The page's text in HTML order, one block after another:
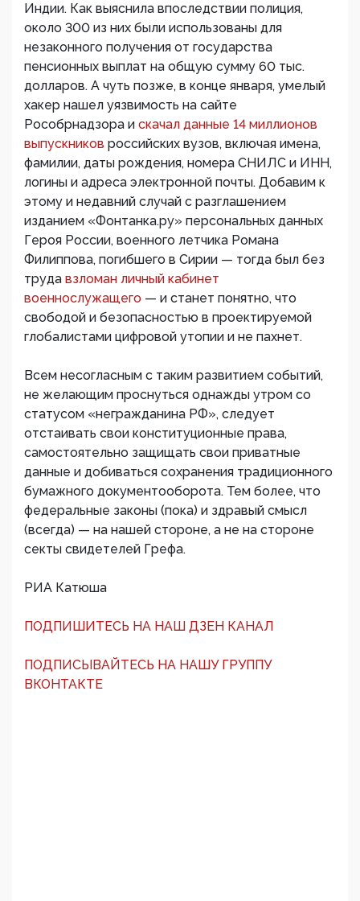
Индии. Как выяснила впоследствии полиция,
около 300 из них были использованы для
незаконного получения от государства
пенсионных выплат на общую сумму 60 тыс.
долларов. А чуть позже, в конце января, умелый
хакер нашел уязвимость на сайте
Рособрнадзора и скачал данные 14 миллионов
выпускников российских вузов, включая имена,
фамилии, даты рождения, номера СНИЛС и ИНН,
логины и адреса электронной почты. Добавим к
этому и недавний случай с разглашением
изданием «Фонтанка.ру» персональных данных
Героя России, военного летчика Романа
Филиппова, погибшего в Сирии — тогда был без
труда взломан личный кабинет
военнослужащего — и станет понятно, что
свободой и безопасностью в проектируемой
глобалистами цифровой утопии и не пахнет.
Всем несогласным с таким развитием событий,
не желающим проснуться однажды утром со
статусом «негражданина РФ», следует
отстаивать свои конституционные права,
самостоятельно защищать свои приватные
данные и добиваться сохранения традиционного
бумажного документооборота. Тем более, что
федеральные законы (пока) и здравый смысл
(всегда) — на нашей стороне, а не на стороне
секты свидетелей Грефа.
РИА Катюша
ПОДПИШИТЕСЬ НА НАШ ДЗЕН КАНАЛ
ПОДПИСЫВАЙТЕСЬ НА НАШУ ГРУППУ
ВКОНТАКТЕ